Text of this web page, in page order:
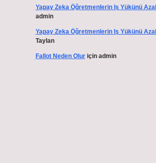
Yapay Zeka Öğretmenlerin Iş Yükünü
admin
Yapay Zeka Öğretmenlerin Iş Yükünü
Taylan
Fallot Neden Oluriçin admin